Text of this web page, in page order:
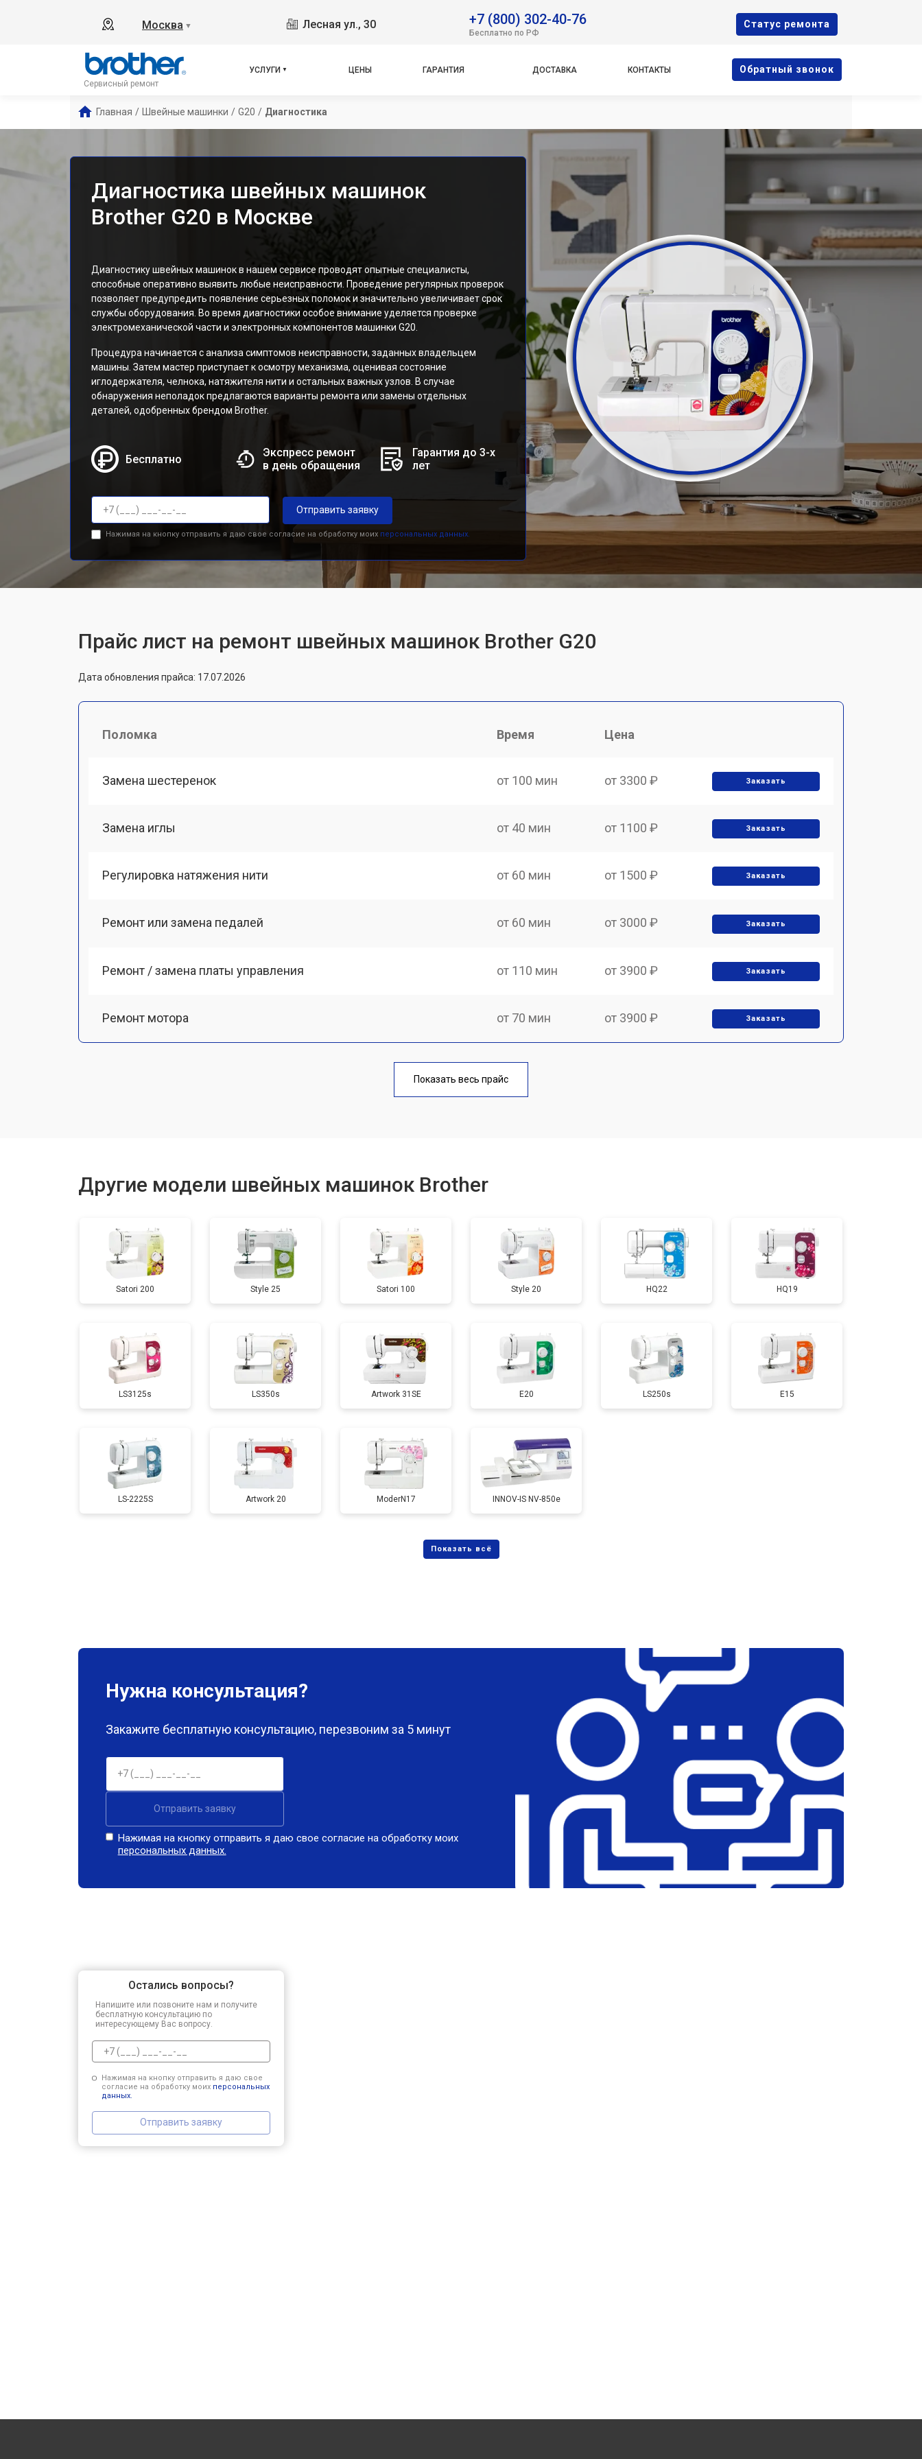
Москва ▼ Лесная ул., 30 +7 (800) 302-40-76
Бесплатно по РФ
Cтатус ремонта
Сервисный ремонт
УСЛУГИ ЦЕНЫ ГАРАНТИЯ ДОСТАВКА КОНТАКТЫ Oбратный звонок
Главная / Швейные машинки / G20 / Диагностика
Диагностика швейных машинок
Brother G20 в Москве
Диагностику швейных машинок в нашем сервисе проводят опытные специалисты,
способные оперативно выявить любые неисправности. Проведение регулярных проверок
позволяет предупредить появление серьезных поломок и значительно увеличивает срок
службы оборудования. Во время диагностики особое внимание уделяется проверке
электромеханической части и электронных компонентов машинки G20.
Процедура начинается с анализа симптомов неисправности, заданных владельцем
машины. Затем мастер приступает к осмотру механизма, оценивая состояние
иглодержателя, челнока, натяжителя нити и остальных важных узлов. В случае
обнаружения неполадок предлагаются варианты ремонта или замены отдельных
деталей, одобренных брендом Brother.
Бесплатно
Экспресс ремонт
в день обращения
Гарантия до 3-х
лет
Отправить заявку
Нажимая на кнопку отправить я даю свое согласие на обработку моих персональных данных.
Прайс лист на ремонт швейных машинок Brother G20
Дата обновления прайса: 17.07.2026
Поломка Время Цена
Замена шестеренок от 100 мин от 3300 ₽ Заказать
Замена иглы от 40 мин от 1100 ₽ Заказать
Регулировка натяжения нити от 60 мин от 1500 ₽ Заказать
Ремонт или замена педалей от 60 мин от 3000 ₽ Заказать
Ремонт / замена платы управления от 110 мин от 3900 ₽ Заказать
Ремонт мотора от 70 мин от 3900 ₽ Заказать
от 60 мин
Показать весь прайс
Другие модели швейных машинок Brother
Satori 200 Style 25 Satori 100 Style 20 HQ22 HQ19
LS3125s LS350s Artwork 31SE E20 LS250s E15
LS-2225S Artwork 20 ModerN17 INNOV-IS NV-850e
Нужна консультация?
Закажите бесплатную консультацию, перезвоним за 5 минут
Отправить заявку
Нажимая на кнопку отправить я даю свое согласие на обработку моих
персональных данных.
Остались вопросы?
Напишите или позвоните нам и получите
бесплатную консультацию по
интересующему Вас вопросу.
Нажимая на кнопку отправить я даю свое
согласие на обработку моих персональных
данных.
Отправить заявку